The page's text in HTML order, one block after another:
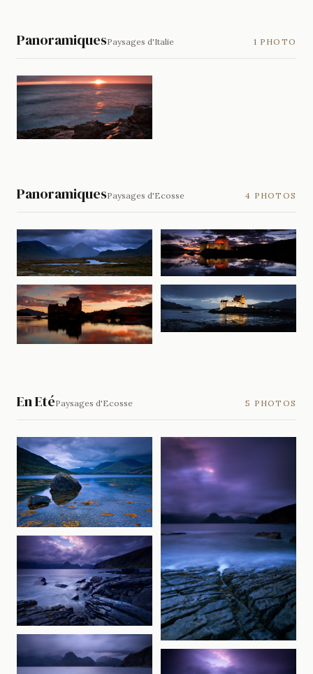
PanoramiquesPaysages d'Italie 1 PHOTO
PanoramiquesPaysages d'Ecosse 4 PHOTOS
En EtéPaysages d'Ecosse 5 PHOTOS